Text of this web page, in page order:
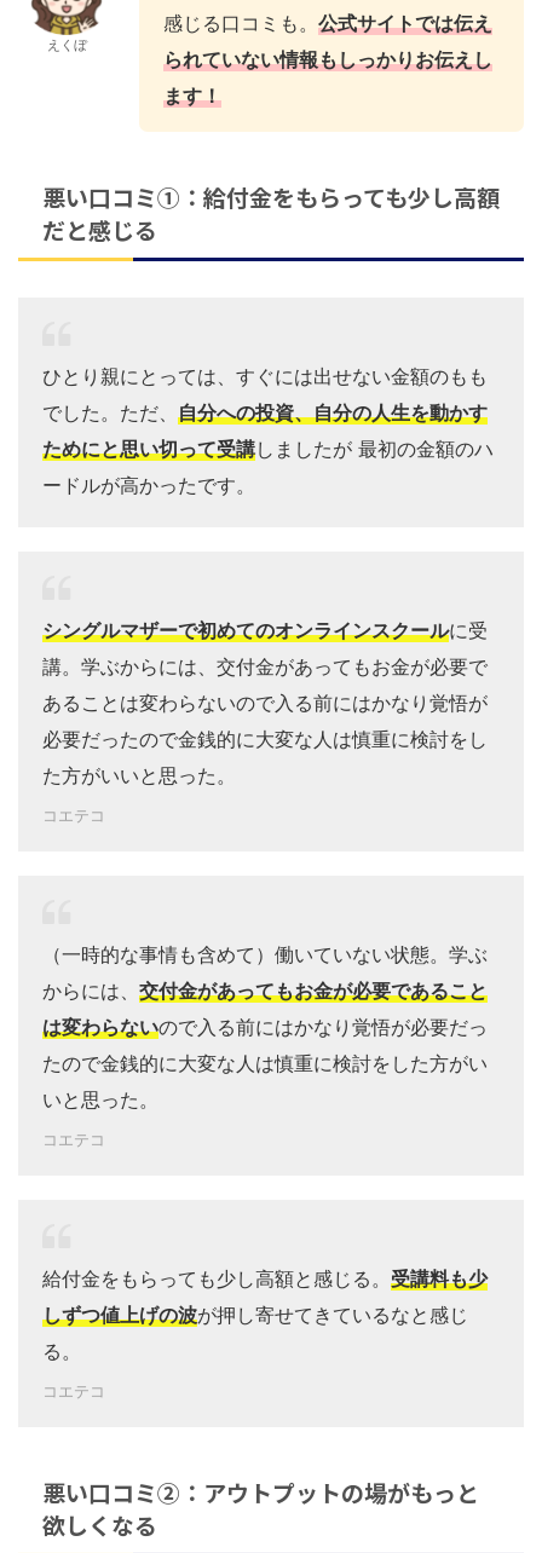
えくぼ
感じる口コミも。 公式サイトでは伝え
られていない情報もしっかりお伝えし
ます！
悪い口コミ①：給付金をもらっても少し高額
だと感じる
ひとり親にとっては、すぐには出せない金額のもも
でした。ただ、 自分への投資、自分の人生を動かす
ためにと思い切って受講しましたが 最初の金額のハ
ードルが高かったです。
シングルマザーで初めてのオンラインスクールに受
講。学ぶからには、交付金があってもお金が必要で
あることは変わらないので入る前にはかなり覚悟が
必要だったので金銭的に大変な人は慎重に検討をし
た方がいいと思った。
コエテコ
（一時的な事情も含めて）働いていない状態。学ぶ
からには、 交付金があってもお金が必要であること
は変わらないので入る前にはかなり覚悟が必要だっ
たので金銭的に大変な人は慎重に検討をした方がい
いと思った。
コエテコ
給付金をもらっても少し高額と感じる。 受講料も少
しずつ値上げの波が押し寄せてきているなと感じ
る。
コエテコ
悪い口コミ②：アウトプットの場がもっと
欲しくなる